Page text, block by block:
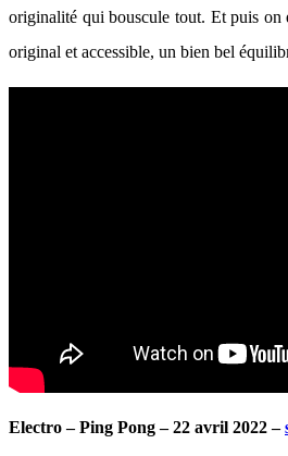
originalité qui bouscule tout. Et puis on
original et accessible, un bien bel
Electro – Ping Pong – 22 avril 2022 –